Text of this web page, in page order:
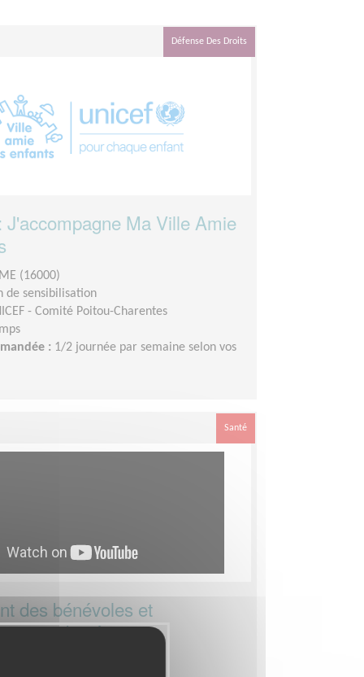
Défense Des Droits
J'accompagne Ma Ville Amie
(16000)
de sensibilisation
- Comité Poitou-Charentes
: 1/2 journée par semaine selon vos
Santé
des bénévoles et
des équipes